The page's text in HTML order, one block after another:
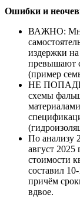
Ошибки и
ВАЖНО:
издержки
превышают
(пример
НЕ
схемы
По анализу
август
стоимости
составил
причём
вдвое.